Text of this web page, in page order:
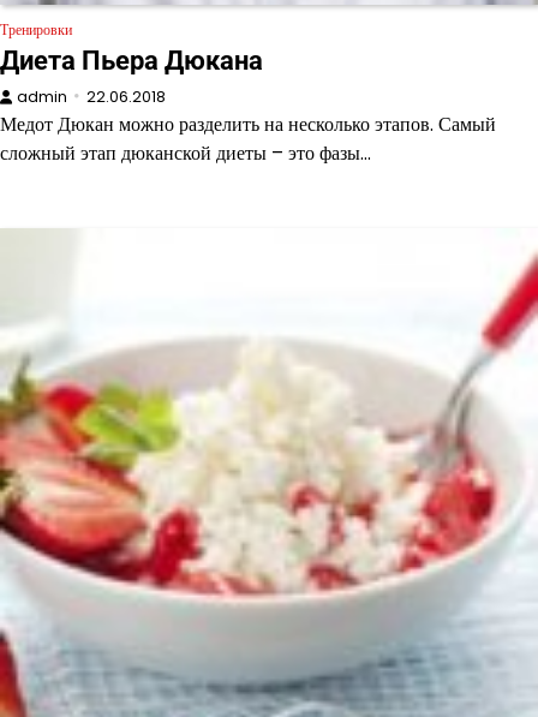
Тренировки
Диета Пьера Дюкана
admin 22.06.2018
Медот Дюкан можно разделить на несколько этапов. Самый
сложный этап дюканской диеты – это фазы…